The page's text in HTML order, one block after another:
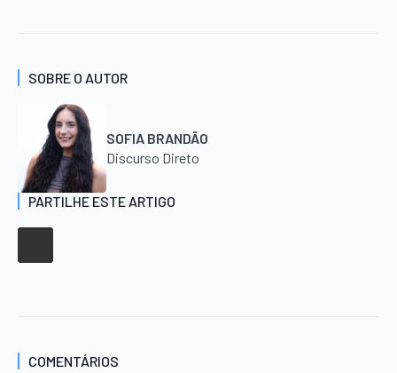
SOBRE O AUTOR
SOFIA BRANDÃO
Discurso Direto
PARTILHE ESTE ARTIGO
COMENTÁRIOS